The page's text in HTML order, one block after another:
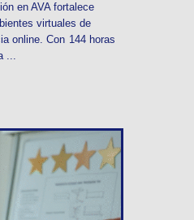
en AVA fortalece
virtuales de
online. Con 144 horas
...